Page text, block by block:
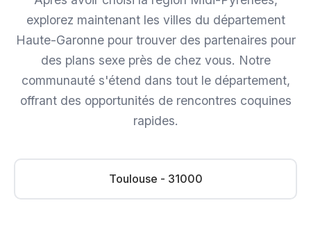
explorez maintenant les villes du département
Haute-Garonne pour trouver des partenaires pour
des plans sexe près de chez vous. Notre
communauté s'étend dans tout le département,
offrant des opportunités de rencontres coquines
rapides.
Toulouse - 31000